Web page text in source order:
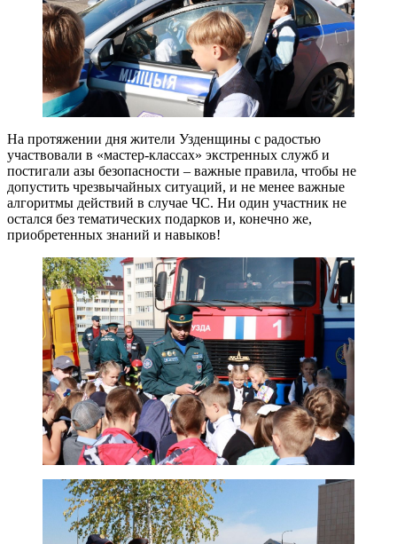
На протяжении дня жители Узденщины с радостью
участвовали в «мастер-классах» экстренных служб и
постигали азы безопасности – важные правила, чтобы не
допустить чрезвычайных ситуаций, и не менее важные
алгоритмы действий в случае ЧС. Ни один участник не
остался без тематических подарков и, конечно же,
приобретенных знаний и навыков!